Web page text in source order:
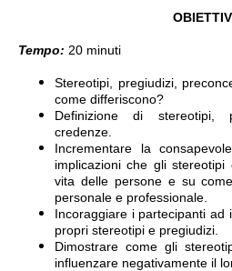
Tempo: 20 minuti
Stereotipi, pregiudizi,
come differiscono?
Definizione di stereotipi,
credenze.
Incrementare la
implicazioni che gli
vita delle persone e su
personale e professionale.
Incoraggiare i partecipanti ad
propri stereotipi e pregiudizi.
Dimostrare come gli
influenzare negativamente il